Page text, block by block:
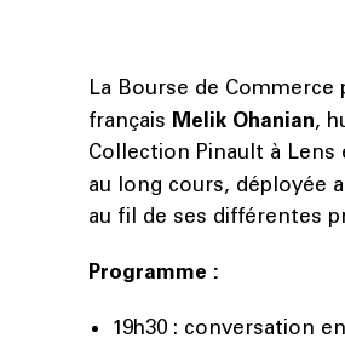
La Bourse de Commerce
français Melik Ohanian,
Collection Pinault à Lens
au long cours, déployée
au fil de ses différentes
Programme :
19h30 : conversation